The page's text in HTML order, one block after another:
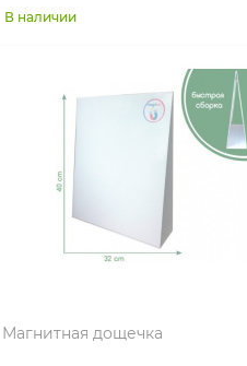
В наличии
Магнитная дощечка